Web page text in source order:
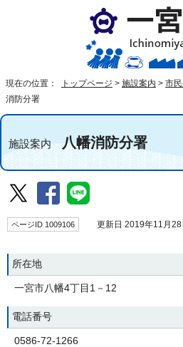
現在の位置： トップページ > 施設案内 > 市
消防分署
施設案内八幡消防分署
ページID 1009106 更新日 2019年11月28
所在地
一宮市八幡4丁目1－12
電話番号
0586-72-1266